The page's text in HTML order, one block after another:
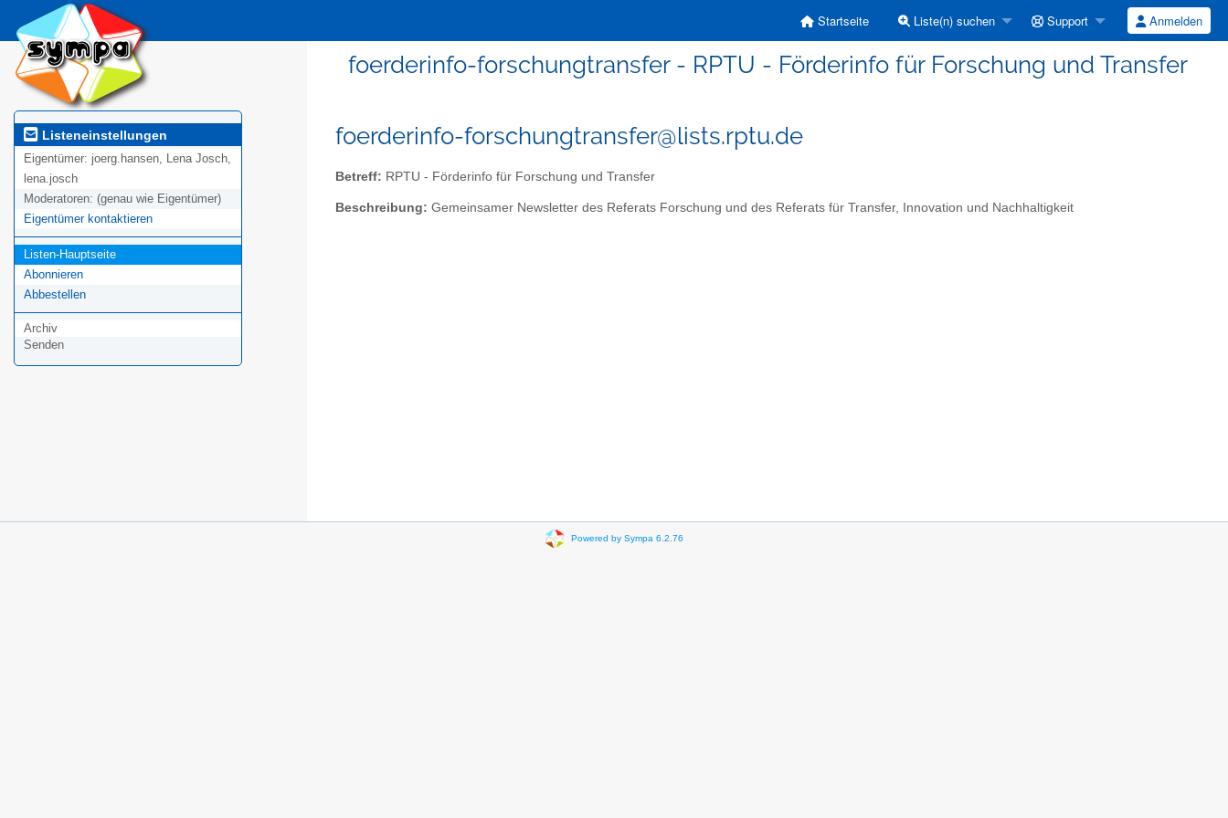
Startseite Liste(n) suchen Support Anmelden
foerderinfo-forschungtransfer - RPTU - Förderinfo für Forschung und Transfer
Listeneinstellungen
Eigentümer: joerg.hansen, Lena Josch,
lena.josch
Moderatoren: (genau wie Eigentümer)
Eigentümer kontaktieren
Listen-Hauptseite
Abonnieren
Abbestellen
Archiv
Senden
foerderinfo-forschungtransfer@lists.rptu.de
Betreff: RPTU - Förderinfo für Forschung und Transfer
Beschreibung: Gemeinsamer Newsletter des Referats Forschung und des Referats für Transfer, Innovation und Nachhaltigkeit
Powered by Sympa 6.2.76